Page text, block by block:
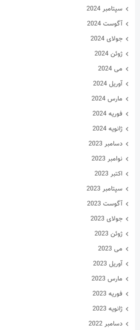
سپتامبر 2024
آگوست 2024
جولای 2024
ژوئن 2024
می 2024
آوریل 2024
مارس 2024
فوریه 2024
ژانویه 2024
دسامبر 2023
نوامبر 2023
اکتبر 2023
سپتامبر 2023
آگوست 2023
جولای 2023
ژوئن 2023
می 2023
آوریل 2023
مارس 2023
فوریه 2023
ژانویه 2023
دسامبر 2022